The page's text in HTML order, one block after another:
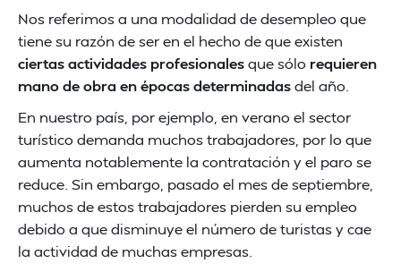
Nos referimos a una modalidad de desempleo que
tiene su razón de ser en el hecho de que existen
ciertas actividades profesionalesque sólo requieren
mano de obra en épocas determinadasdel año.
En nuestro país, por ejemplo, en verano el sector
turístico demanda muchos trabajadores, por lo que
aumenta notablemente la contratación y el paro se
reduce. Sin embargo, pasado el mes de septiembre,
muchos de estos trabajadores pierden su empleo
debido a que disminuye el número de turistas y cae
la actividad de muchas empresas.